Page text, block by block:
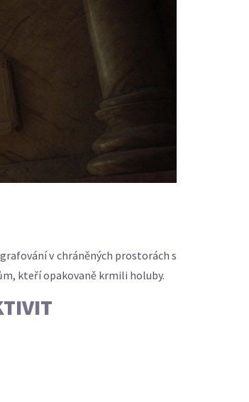
v chráněných prostorách s
kteří opakovaně krmili holuby.